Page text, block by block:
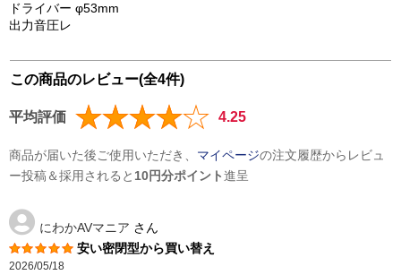
ドライバー φ53mm
出力音圧レ
この商品のレビュー(全4件)
平均評価 4.25
商品が届いた後ご使用いただき、 マイページの注文履歴からレビュ
ー投稿＆採用されると 10円分ポイント進呈
にわかAVマニア さん
安い密閉型から買い替え
2026/05/18